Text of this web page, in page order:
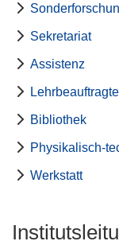
Sekretariat
Assistenz
Lehrbeauftragte
Bibliothek
Physikalisch-
Werkstatt